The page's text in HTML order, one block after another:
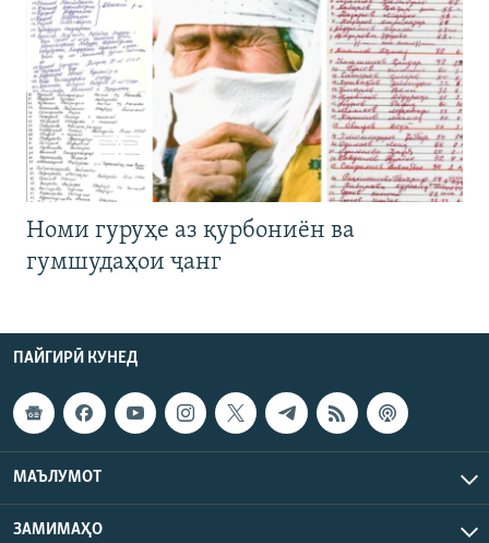
Номи гуруҳе аз қурбониён ва
гумшудаҳои ҷанг
ПАЙГИРӢ КУНЕД
МАЪЛУМОТ
ЗАМИМАҲО